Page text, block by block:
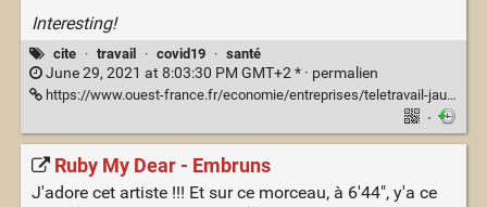
Interesting!
cite · travail · covid19 · santé
June 29, 2021 at 8:03:30 PM GMT+2 * · permalien
https://www.ouest-france.fr/economie/entreprises/teletravail-jauges-vaccination-voici-le-nouveau-protocole-sanitaire-en-entreprise-da81b108-d8d3-11eb-ae1f-fb64142a4f8c
·
Ruby My Dear - Embruns
J'adore cet artiste !!! Et sur ce morceau, à 6'44", y'a ce